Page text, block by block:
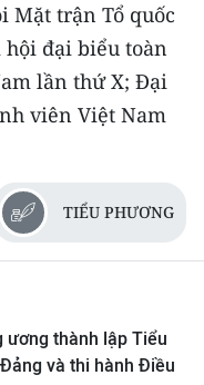
Mặt trận Tổ quốc
đại biểu toàn
lần thứ X; Đại
viên Việt Nam
TIỂU PHƯƠNG
ương thành lập Tiểu
và thi hành Điều